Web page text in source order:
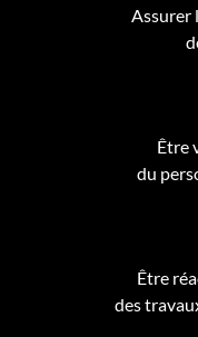
Assurer
Être
du
Être
des